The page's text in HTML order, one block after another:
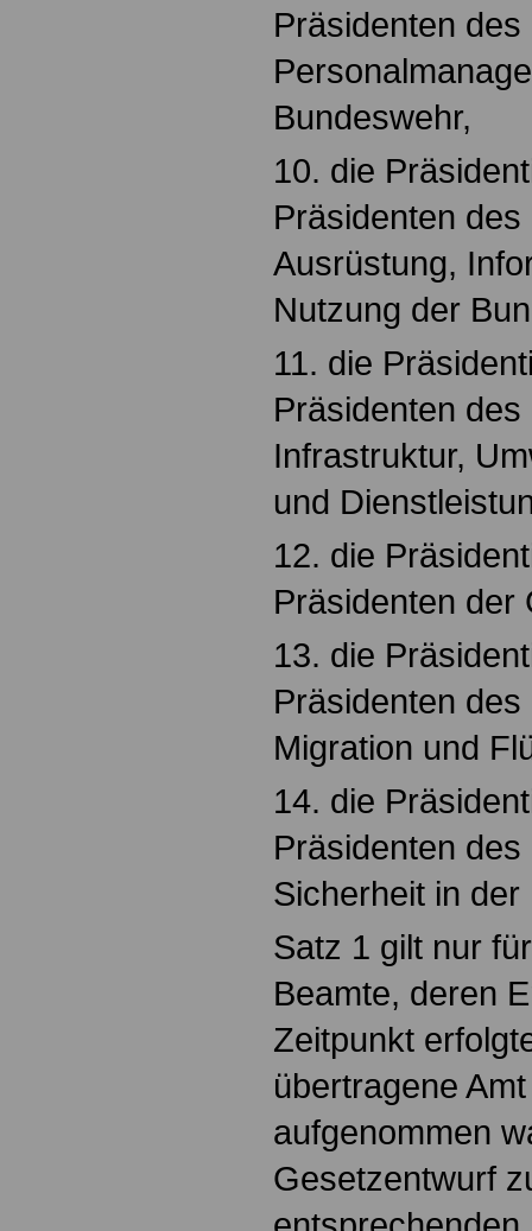
Präsidenten
Bundeswehr,
10. die
Präsidenten
Ausrüstung,
Nutzung der
11. die
Präsidenten
Infrastruktur,
und
12. die
Präsidenten der
13. die
Präsidenten
Migration und
14. die
Präsidenten
Sicherheit in
Satz 1 gilt nur
Beamte, deren
Zeitpunkt
übertragene
aufgenommen
Gesetzentwurf